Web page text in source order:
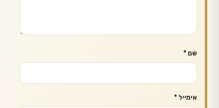
שם *
אימייל *